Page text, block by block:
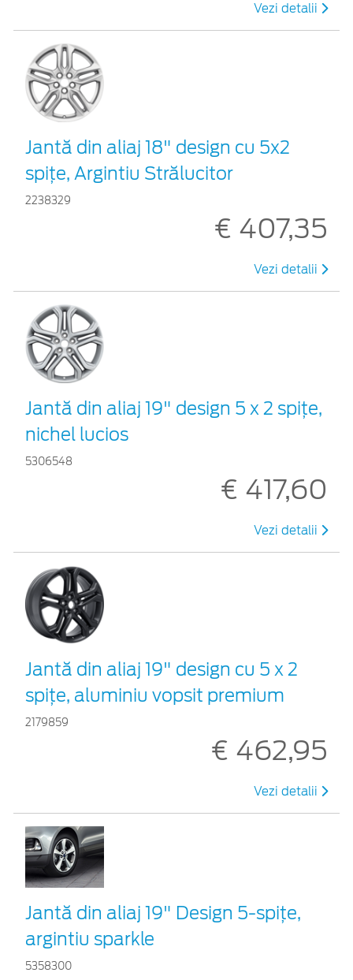
Vezi detalii
Jantă din aliaj 18" design cu 5x2
spiţe, Argintiu Strălucitor
2238329
€ 407,35
Vezi detalii
Jantă din aliaj 19" design 5 x 2 spiţe,
nichel lucios
5306548
€ 417,60
Vezi detalii
Jantă din aliaj 19" design cu 5 x 2
spițe, aluminiu vopsit premium
2179859
€ 462,95
Vezi detalii
Jantă din aliaj 19" Design 5-spiţe,
argintiu sparkle
5358300